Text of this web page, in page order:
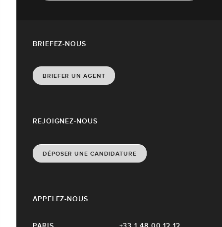
REJOIGNEZ-NOUS
DÉPOSER UNE CANDIDATURE
APPELEZ-NOUS
PARIS
+33 1 48 00 12 12
BRIEFEZ-NOUS
BRIEFER UN AGENT